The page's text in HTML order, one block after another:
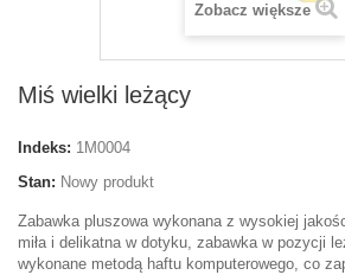
Zobacz większe
Miś wielki leżący
Indeks: 1M0004
Stan: Nowy produkt
Zabawka pluszowa wykonana z wysokiej
miła i delikatna w dotyku, zabawka w pozycji
wykonane metodą haftu komputerowego, co